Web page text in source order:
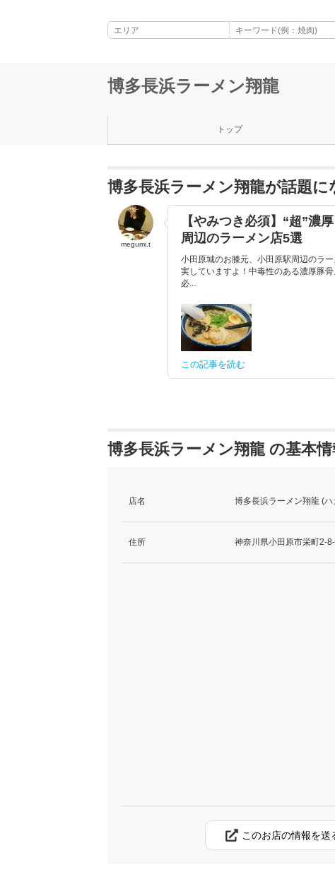
博多長浜ラーメン翔龍
トップ
博多長浜ラーメン翔龍が話題
megumi.t
【やみつき必須】“超”濃
周辺のラーメン店5選
小田原城のお膝元、小田原駅周辺のラ
実していますよ！中毒性のある濃厚豚
必...
この記事を読む
博多長浜ラーメン翔龍 の基本情
店名 博多長浜ラーメン翔龍 (
住所 神奈川県小田原市栄町2-
このお店の情報を送